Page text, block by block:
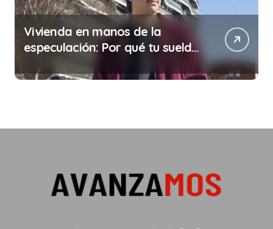
Vivienda en manos de la
especulación: Por qué tu sueldo